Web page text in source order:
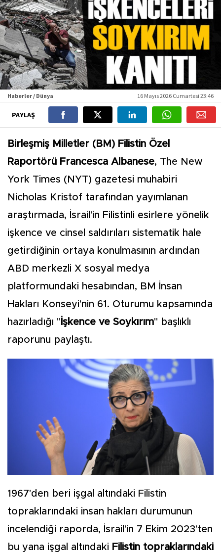
Haberler / Dünya 16 Mayıs 2026 Cumartesi 23:46
PAYLAŞ
Birleşmiş Milletler (BM) Filistin Özel
Raportörü Francesca Albanese, The New
York Times (NYT) gazetesi muhabiri
Nicholas Kristof tarafından yayımlanan
araştırmada, İsrail'in Filistinli esirlere yönelik
işkence ve cinsel saldırıları sistematik hale
getirdiğinin ortaya konulmasının ardından
ABD merkezli X sosyal medya
platformundaki hesabından, BM İnsan
Hakları Konseyi'nin 61. Oturumu kapsamında
hazırladığı " İşkence ve Soykırım" başlıklı
raporunu paylaştı.
1967'den beri işgal altındaki Filistin
topraklarındaki insan hakları durumunun
incelendiği raporda, İsrail'in 7 Ekim 2023'ten
bu yana işgal altındaki Filistin topraklarındaki